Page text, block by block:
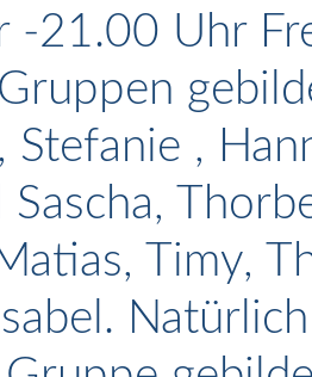
-21.00 Uhr
Stefanie ,
Sascha,
Timy,